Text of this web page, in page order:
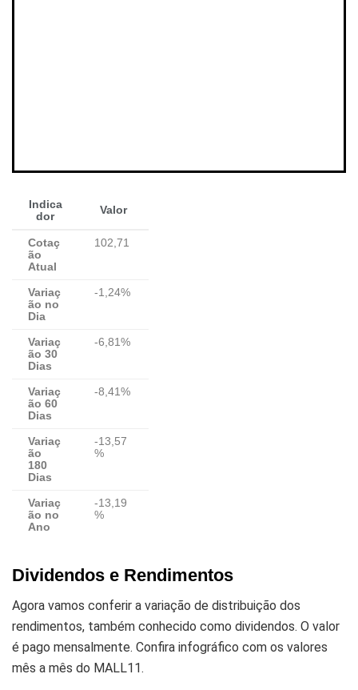
Indica
dor
Valor
Cotaç
ão
Atual
102,71
Variaç
ão no
Dia
-1,24%
Variaç
ão 30
Dias
-6,81%
Variaç
ão 60
Dias
-8,41%
Variaç
ão
180
Dias
-13,57
%
Variaç
ão no
Ano
-13,19
%
Dividendos e Rendimentos
Agora vamos conferir a variação de distribuição dos
rendimentos, também conhecido como dividendos. O valor
é pago mensalmente. Confira infográfico com os valores
mês a mês do MALL11.